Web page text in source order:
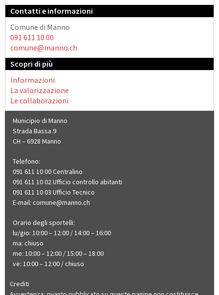
Contatti e informazioni
Comune di Manno
091 611 10 00
comune@manno.ch
Scopri di più
Informazioni
La valorizzazione
Le collaborazioni
Municipio di Manno
Strada Bassa 9
CH – 6928 Manno
Telefono:
091 611 10 00 Centralino
091 611 10 02 Ufficio controllo abitanti
091 611 10 03 Ufficio Tecnico
E-mail: comune@manno.ch​​​​
Orario degli sportelli:
lu/gio: 10:00 – 12:00 / 14:00 – 16:00
ma: chiuso
me: 10:00 – 12:00 / 15:00 – 18:00
ve: 10:00 – 12:00 / chiuso
Crediti